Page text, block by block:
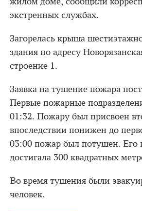
экстренных службах.
Загорелась крыша
здания по адресу
строение 1.
Заявка на тушение пожара
Первые пожарные
01:32. Пожару был присвоен
впоследствии понижен до
03:00 пожар был потушен. Его
достигала 300 квадратных
Во время тушения были
человек.